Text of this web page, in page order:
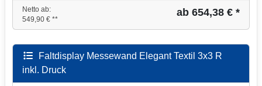
Netto ab:
549,90 € **
ab 654,38 € *
Faltdisplay Messewand Elegant Textil 3x3 R
inkl. Druck